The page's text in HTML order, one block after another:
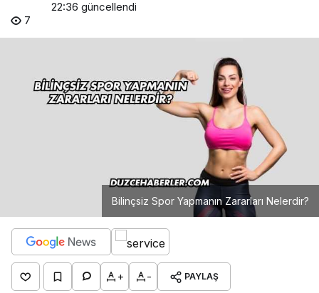
22:36 güncellendi
7
Bilinçsiz Spor Yapmanın Zararları Nelerdir?
+ - PAYLAŞ